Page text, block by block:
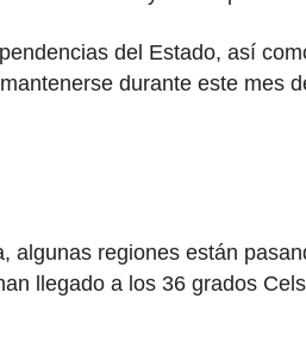
del Estado, así
durante este mes
algunas regiones están
llegado a los 36 grados